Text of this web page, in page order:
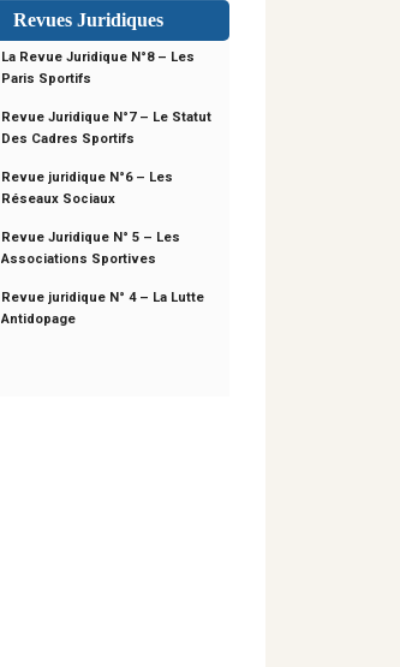
Revues Juridiques
La Revue Juridique N°8 – Les
Paris Sportifs
Revue Juridique N°7 – Le Statut
Des Cadres Sportifs
Revue juridique N°6 – Les
Réseaux Sociaux
Revue Juridique N° 5 – Les
Associations Sportives
Revue juridique N° 4 – La Lutte
Antidopage